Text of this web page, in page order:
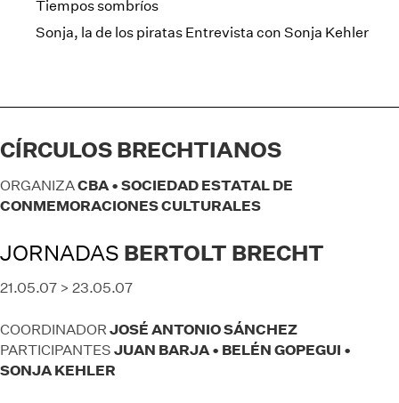
Tiempos sombríos
Sonja, la de los piratas Entrevista con Sonja Kehler
CÍRCULOS BRECHTIANOS
ORGANIZACBA • SOCIEDAD ESTATAL DE
CONMEMORACIONES CULTURALES
JORNADAS BERTOLT BRECHT
21.05.07 > 23.05.07
COORDINADOR JOSÉ ANTONIO SÁNCHEZ
PARTICIPANTES JUAN BARJA • BELÉN GOPEGUI •
SONJA KEHLER